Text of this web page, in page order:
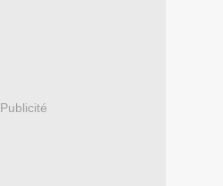
Publicité